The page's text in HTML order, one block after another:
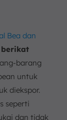
Bea dan
barang
untuk
diekspor.
seperti
dan tidak